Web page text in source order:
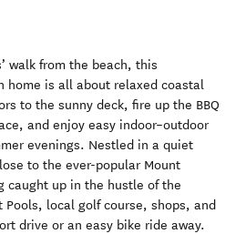
walk from the beach, this
home is all about relaxed coastal
to the sunny deck, fire up the BBQ
and enjoy easy indoor–outdoor
evenings. Nestled in a quiet
to the ever-popular Mount
caught up in the hustle of the
Pools, local golf course, shops, and
drive or an easy bike ride away.